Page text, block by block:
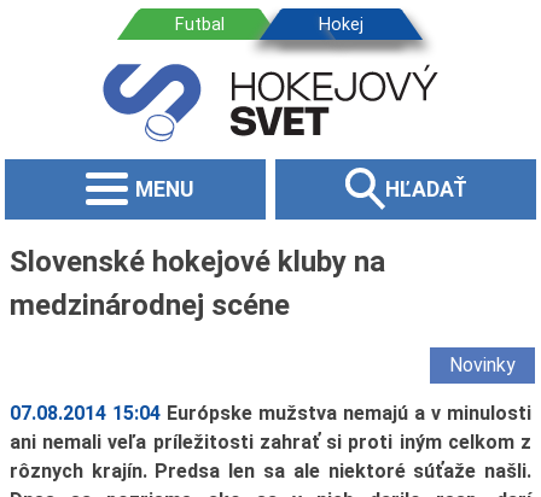
MENU HĽADAŤ
Slovenské hokejové kluby na
medzinárodnej scéne
Novinky
07.08.2014 15:04 Európske mužstva nemajú a v minulosti
ani nemali veľa príležitosti zahrať si proti iným celkom z
rôznych krajín. Predsa len sa ale niektoré súťaže našli.